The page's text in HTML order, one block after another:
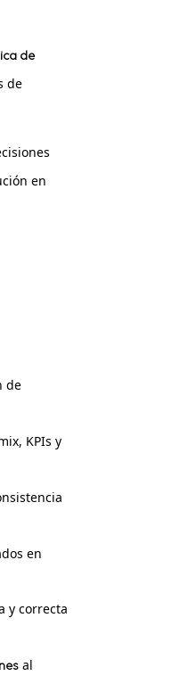
de
de
en
de
KPIs y
en
y correcta
al